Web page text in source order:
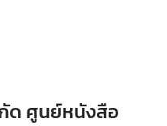
ด ศูนย์หนังสือ